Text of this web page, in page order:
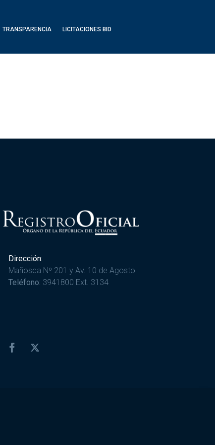
TRANSPARENCIA LICITACIONES BID
Dirección:
Mañosca Nº 201 y Av. 10 de Agosto
Teléfono: 3941800 Ext. 3134